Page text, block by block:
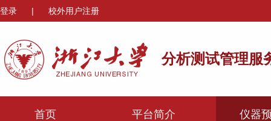
登录 | 校外用户注册
分析测试管理服
首页 平台简介 仪器